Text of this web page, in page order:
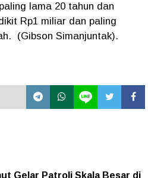
lama 20 tahun dan
Rp1 miliar dan paling
(Gibson Simanjuntak).
Gelar Patroli Skala Besar di